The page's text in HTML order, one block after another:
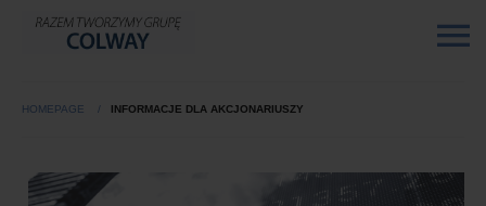
HOMEPAGE INFORMACJE DLA AKCJONARIUSZY